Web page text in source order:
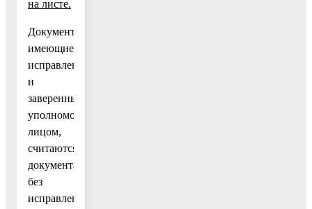
на листе.
Документы,
имеющие
исправления
и
заверенные
уполномоченным
лицом,
считаются
документами
без
исправлений.